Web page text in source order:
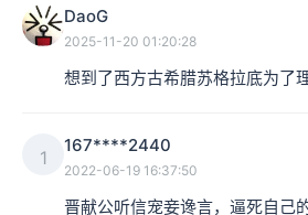
DaoG
2025-11-20 01:20:28
想到了西方古希腊苏格拉底为了
1
167****2440
2022-06-19 16:37:50
晋献公听信宠妾谗言，逼死自己